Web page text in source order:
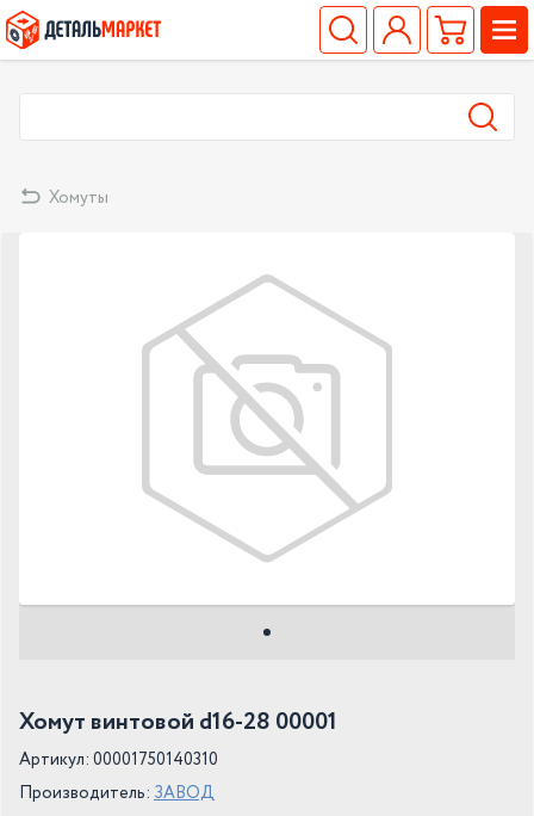
Хомуты
Хомут винтовой d16-28 00001
Артикул: 00001750140310
Производитель: ЗАВОД